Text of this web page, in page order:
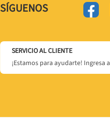
SÍGUENOS
SERVICIO AL CLIENTE
¡Estamos para ayudarte! Ingresa a